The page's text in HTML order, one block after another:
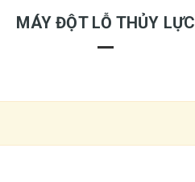
MÁY ĐỘT LỖ THỦY LỰC